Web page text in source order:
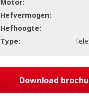
Motor:
Hefvermogen:
Hefhoogte:
Type:
Download